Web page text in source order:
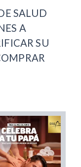
SALUD
A
SU